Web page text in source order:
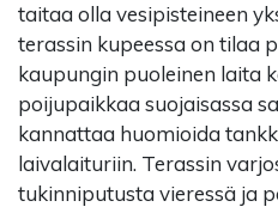
taitaa olla vesipisteineen
terassin kupeessa on tilaa
kaupungin puoleinen laita
poijupaikkaa suojaisassa
kannattaa huomioida
laivalaituriin. Terassin
tukinniputusta vieressä ja